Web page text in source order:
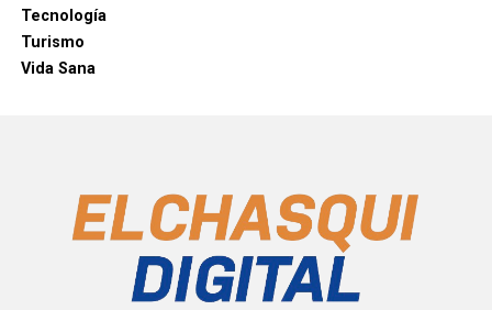
Tecnología
Turismo
Vida Sana